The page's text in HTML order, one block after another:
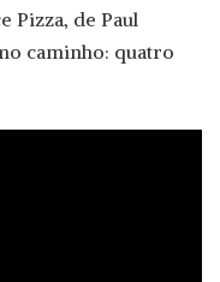
Pizza, de Paul
caminho: quatro